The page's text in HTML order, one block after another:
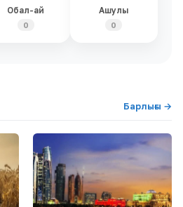
Обал-ай
0
Ашулы
0
Барлығы →